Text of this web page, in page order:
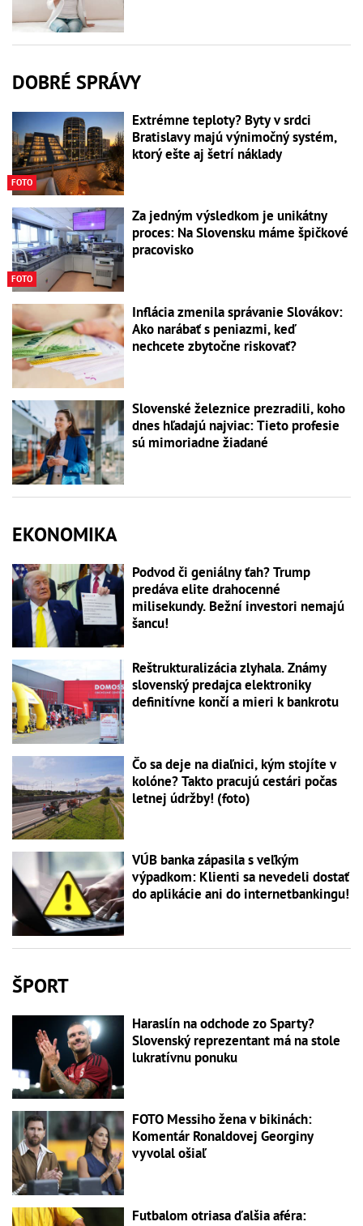
DOBRÉ SPRÁVY
FOTO
Extrémne teploty? Byty v srdci
Bratislavy majú výnimočný systém,
ktorý ešte aj šetrí náklady
FOTO
Za jedným výsledkom je unikátny
proces: Na Slovensku máme špičkové
pracovisko
Inflácia zmenila správanie Slovákov:
Ako narábať s peniazmi, keď
nechcete zbytočne riskovať?
Slovenské železnice prezradili, koho
dnes hľadajú najviac: Tieto profesie
sú mimoriadne žiadané
EKONOMIKA
Podvod či geniálny ťah? Trump
predáva elite drahocenné
milisekundy. Bežní investori nemajú
šancu!
Reštrukturalizácia zlyhala. Známy
slovenský predajca elektroniky
definitívne končí a mieri k bankrotu
Čo sa deje na diaľnici, kým stojíte v
kolóne? Takto pracujú cestári počas
letnej údržby! (foto)
VÚB banka zápasila s veľkým
výpadkom: Klienti sa nevedeli dostať
do aplikácie ani do internetbankingu!
ŠPORT
Haraslín na odchode zo Sparty?
Slovenský reprezentant má na stole
lukratívnu ponuku
FOTO Messiho žena v bikinách:
Komentár Ronaldovej Georginy
vyvolal ošiaľ
Futbalom otriasa ďalšia aféra: